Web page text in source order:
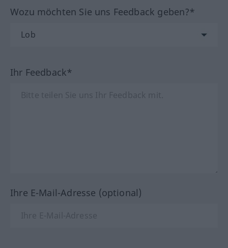
Wozu möchten Sie uns Feedback geben?*
Ihr Feedback*
Ihre E-Mail-Adresse (optional)